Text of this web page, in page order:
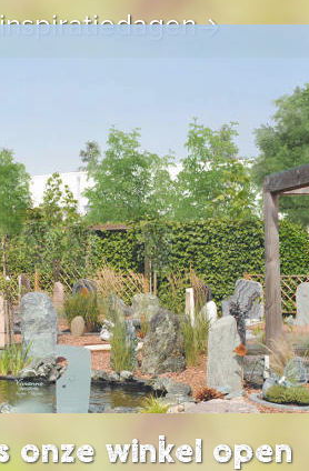
arrow_forward
onze winkel open